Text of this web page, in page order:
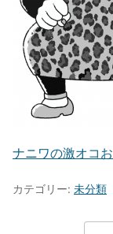
ナニワの激オコ
カテゴリー: 未分類